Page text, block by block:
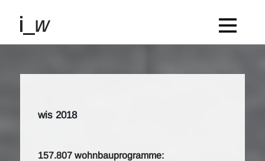
wis 2018
157.807 wohnbauprogramme: